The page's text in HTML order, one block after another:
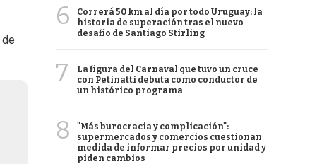
de
6
Correrá 50 km al día por todo Uruguay: la
historia de superación tras el nuevo
desafío de Santiago Stirling
7
La figura del Carnaval que tuvo un cruce
con Petinatti debuta como conductor de
un histórico programa
8
"Más burocracia y complicación":
supermercados y comercios cuestionan
medida de informar precios por unidad y
piden cambios